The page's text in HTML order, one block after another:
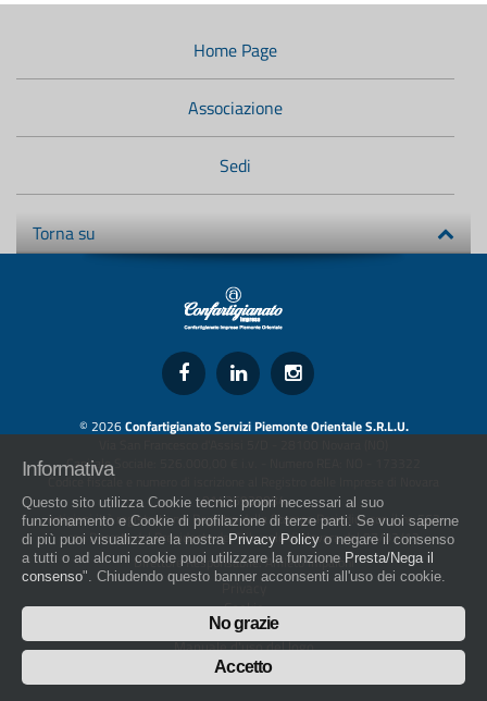
Menù
Home Page
Associazione
Sedi
Torna su
© 2026Confartigianato Servizi Piemonte Orientale S.R.L.U.
Capitale Sociale: 526.000,00 € i.v. - Numero REA: NO - 173322
Codice fiscale e numero di iscrizione al Registro delle Imprese di Novara
01436930034
artigiani.it è registrato nel Registro della Stampa Periodica con il nr. 562
con Decreto del Presidente del Tribunale di Novara del 07/03/13
Direttore Responsabile: Amleto Impaloni
Privacy
Cookie
Whistleblowing
Manuale d'uso del logo
Policy sulla Parità di genere
Informativa
Questo sito utilizza Cookie tecnici propri necessari al suo
funzionamento e Cookie di profilazione di terze parti. Se vuoi saperne
di più puoi visualizzare la nostra Privacy Policy o negare il consenso
a tutti o ad alcuni cookie puoi utilizzare la funzione Presta/Nega il
consenso". Chiudendo questo banner acconsenti all'uso dei cookie.
No grazie
Accetto